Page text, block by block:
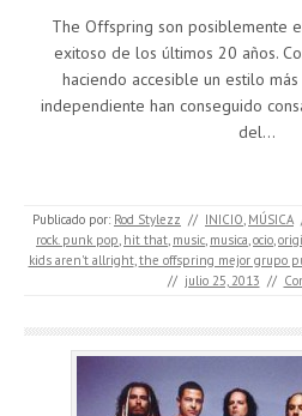
The Offspring son posiblemente
exitoso de los últimos 20 años.
haciendo accesible un estilo
independiente han conseguido
del…
Publicado por: Rod Stylezz // INICIO, MÚSICA
rock. punk pop, hit that, music, musica,ocio,
kids aren't allright,the offspring mejor grupo
// julio 25, 2013 //